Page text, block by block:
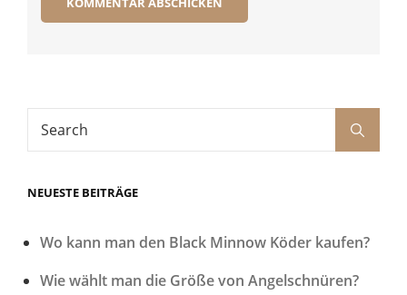
Search
NEUESTE BEITRÄGE
Wo kann man den Black Minnow Köder kaufen?
Wie wählt man die Größe von Angelschnüren?